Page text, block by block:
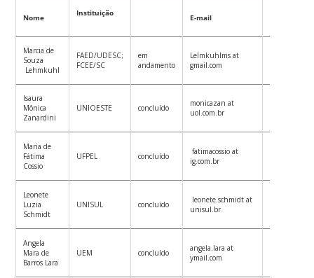
Nome Instituição E-mail
Marcia de
Souza
Lehmkuhl
FAED/UDESC;
FCEE/SC
em
andamento
Lelmkuhlms at
gmail.com
Isaura
Mônica
Zanardini
UNIOESTE concluído
monicazan at
uol.com.br
Maria de
Fátima
Cossio
UFPEL concluído
fatimacossio at
ig.com.br
Leonete
Luzia
Schmidt
UNISUL concluído
leonete.schmidt at
unisul.br
Angela
Mara de
Barros Lara
UEM concluído
angela.lara at
ymail.com